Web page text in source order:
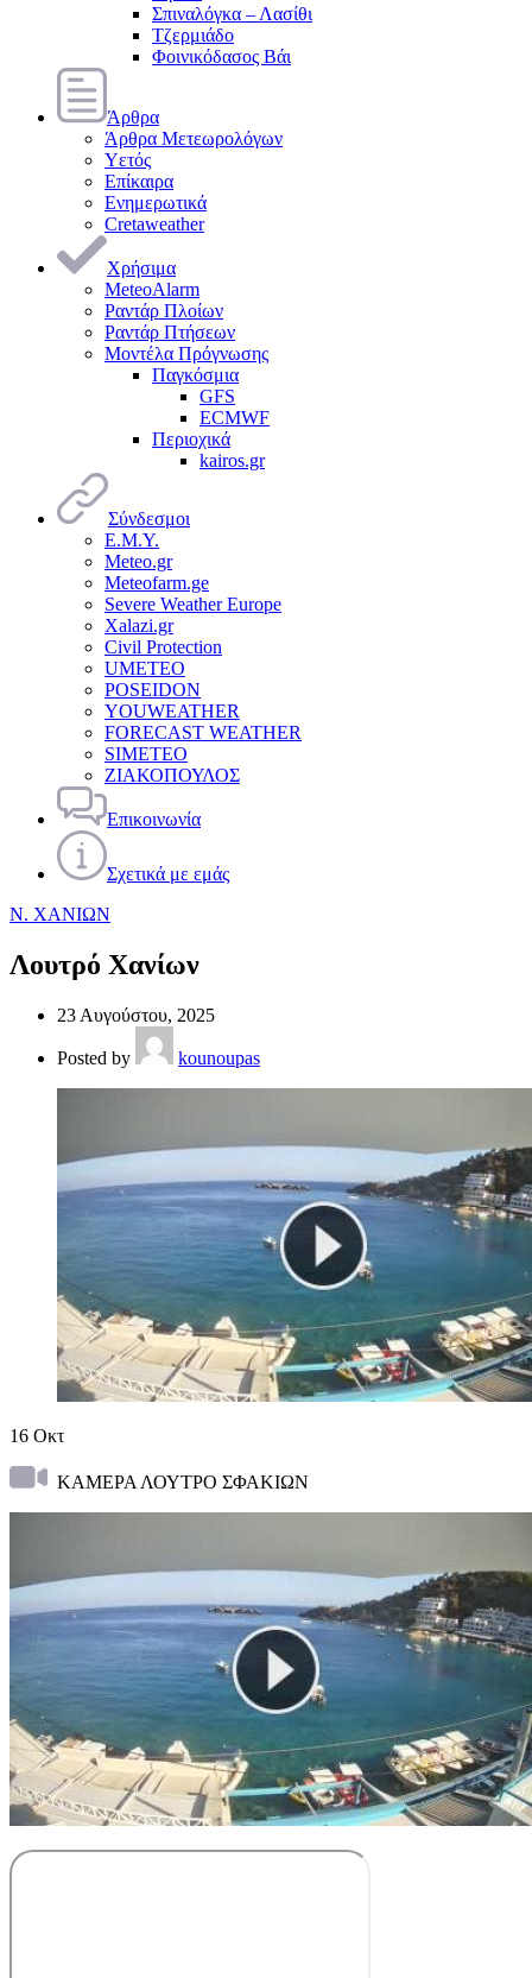
Σπιναλόγκα – Λασίθι
Τζερμιάδο
Φοινικόδασος Βάι
Άρθρα
Άρθρα Μετεωρολόγων
Υετός
Επίκαιρα
Ενημερωτικά
Cretaweather
Χρήσιμα
MeteoAlarm
Ραντάρ Πλοίων
Ραντάρ Πτήσεων
Μοντέλα Πρόγνωσης
Παγκόσμια
GFS
ECMWF
Περιοχικά
kairos.gr
Σύνδεσμοι
Ε.Μ.Υ.
Meteo.gr
Meteofarm.ge
Severe Weather Europe
Xalazi.gr
Civil Protection
UMETEO
POSEIDON
YOUWEATHER
FORECAST WEATHER
SIMETEO
ΖΙΑΚΟΠΟΥΛΟΣ
Επικοινωνία
Σχετικά με εμάς
Ν. ΧΑΝΙΩΝ
Λουτρό Χανίων
23 Αυγούστου, 2025
Posted by kounoupas
16 Οκτ
ΚΑΜΕΡΑ ΛΟΥΤΡΟ ΣΦΑΚΙΩΝ